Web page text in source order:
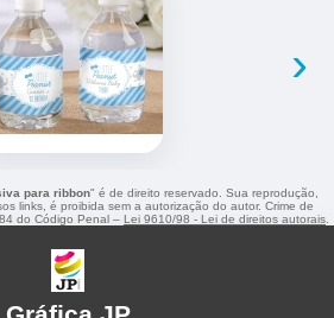
›
links, é proibida sem a autorização do autor. Crime de
do Código Penal – Lei 9610/98 - Lei de direitos autorais
Gráfica JP